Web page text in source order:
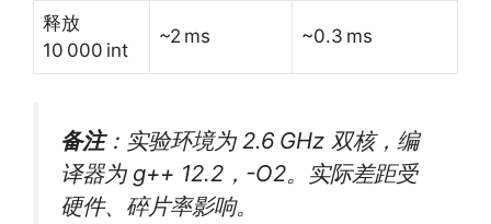
释放
10 000 int
~2 ms ~0.3 ms
备注：实验环境为 2.6 GHz 双核，编
译器为 g++ 12.2，-O2。实际差距受
硬件、碎片率影响。